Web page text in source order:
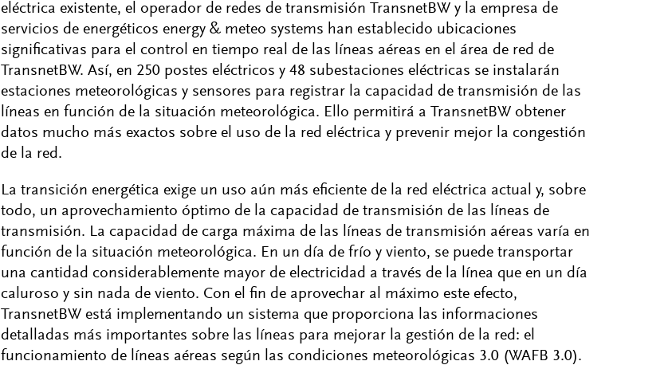
eléctrica existente, el operador de redes de transmisión TransnetBW y la empresa de
servicios de energéticos energy & meteo systems han establecido ubicaciones
significativas para el control en tiempo real de las líneas aéreas en el área de red de
TransnetBW. Así, en 250 postes eléctricos y 48 subestaciones eléctricas se instalarán
estaciones meteorológicas y sensores para registrar la capacidad de transmisión de las
líneas en función de la situación meteorológica. Ello permitirá a TransnetBW obtener
datos mucho más exactos sobre el uso de la red eléctrica y prevenir mejor la congestión
de la red.
La transición energética exige un uso aún más eficiente de la red eléctrica actual y, sobre
todo, un aprovechamiento óptimo de la capacidad de transmisión de las líneas de
transmisión. La capacidad de carga máxima de las líneas de transmisión aéreas varía en
función de la situación meteorológica. En un día de frío y viento, se puede transportar
una cantidad considerablemente mayor de electricidad a través de la línea que en un día
caluroso y sin nada de viento. Con el fin de aprovechar al máximo este efecto,
TransnetBW está implementando un sistema que proporciona las informaciones
detalladas más importantes sobre las líneas para mejorar la gestión de la red: el
funcionamiento de líneas aéreas según las condiciones meteorológicas 3.0 (WAFB 3.0).